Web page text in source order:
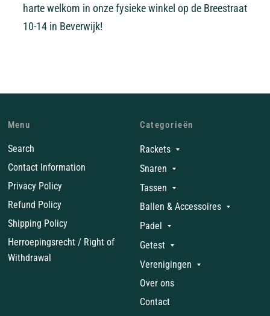
harte welkom in onze fysieke winkel op de Breestraat
10-14 in Beverwijk!
Menu
Search
Contact Information
Privacy Policy
Refund Policy
Shipping Policy
Herroepingsrecht / Right of
Withdrawal
Categorieën
Rackets
Snaren
Tassen
Ballen & Accessoires
Padel
Getest
Verenigingen
Over ons
Contact